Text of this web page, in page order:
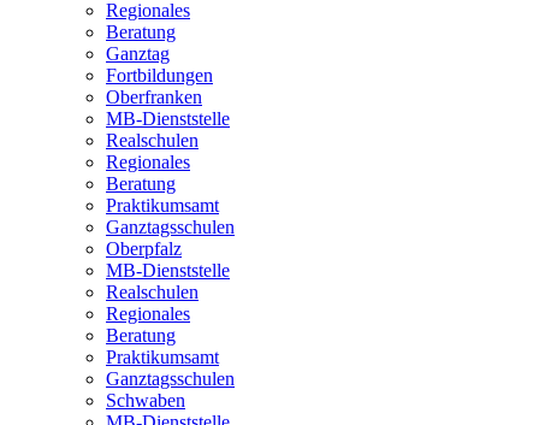
Regionales
Beratung
Ganztag
Fortbildungen
Oberfranken
MB-Dienststelle
Realschulen
Regionales
Beratung
Praktikumsamt
Ganztagsschulen
Oberpfalz
MB-Dienststelle
Realschulen
Regionales
Beratung
Praktikumsamt
Ganztagsschulen
Schwaben